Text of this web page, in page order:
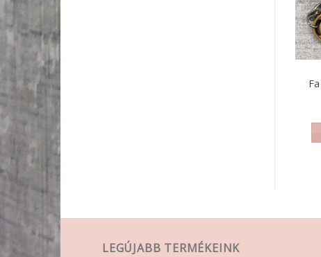
Fa kulcstartó 5cm / A
KOSÁRBA TESZEM
LEGÚJABB TERMÉKEINK